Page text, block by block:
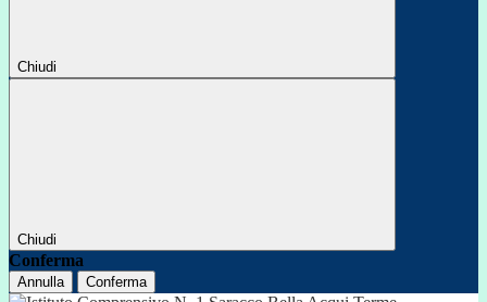
Chiudi
Chiudi
Conferma
Annulla Conferma